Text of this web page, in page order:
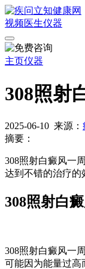
视频医生仪器
主页仪器
308照射
2025-06-10 来源：
摘要：
308照射白癜风一
达到不错的治疗的
308照射白
308照射白癜风一
可能因为能量过高